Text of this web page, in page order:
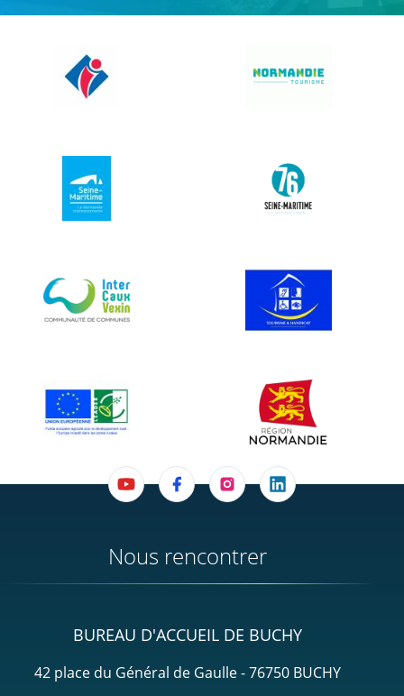
Nous rencontrer
BUREAU D'ACCUEIL DE BUCHY
42 place du Général de Gaulle - 76750 BUCHY